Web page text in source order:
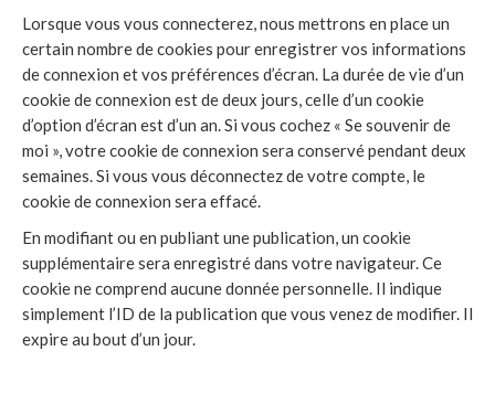
Lorsque vous vous connecterez, nous mettrons en place un
certain nombre de cookies pour enregistrer vos informations
de connexion et vos préférences d’écran. La durée de vie d’un
cookie de connexion est de deux jours, celle d’un cookie
d’option d’écran est d’un an. Si vous cochez « Se souvenir de
moi », votre cookie de connexion sera conservé pendant deux
semaines. Si vous vous déconnectez de votre compte, le
cookie de connexion sera effacé.
En modifiant ou en publiant une publication, un cookie
supplémentaire sera enregistré dans votre navigateur. Ce
cookie ne comprend aucune donnée personnelle. Il indique
simplement l’ID de la publication que vous venez de modifier. Il
expire au bout d’un jour.